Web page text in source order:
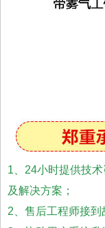
1、24小时提供技
及解决方案；
2、售后工程师接到